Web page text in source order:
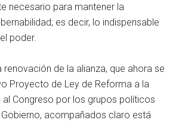
necesario para mantener la
es decir, lo indispensable
poder.
renovación de la alianza, que ahora se
Proyecto de Ley de Reforma a la
al Congreso por los grupos políticos
acompañados claro está